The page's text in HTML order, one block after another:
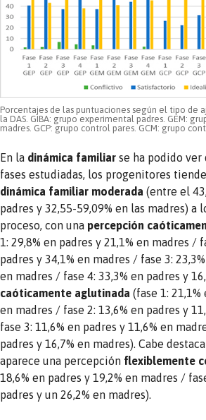
Porcentajes de las puntuaciones según el tipo de
la DAS. GIBA: grupo experimental padres. GEM:
madres. GCP: grupo control pares. GCM: grupo
En la dinámica familiar se ha podido ver
fases estudiadas, los progenitores
dinámica familiar moderada (entre el
padres y 32,55-59,09% en las madres)
proceso, con una percepción
1: 29,8% en padres y 21,1% en madres /
padres y 34,1% en madres / fase 3:
en madres / fase 4: 33,3% en padres y
caóticamente aglutinada (fase 1: 21,1%
en madres / fase 2: 13,6% en padres y
fase 3: 11,6% en padres y 11,6% en
padres y 16,7% en madres). Cabe
aparece una percepción flexiblemente
18,6% en padres y 19,2% en madres /
padres y un 26,2% en madres).